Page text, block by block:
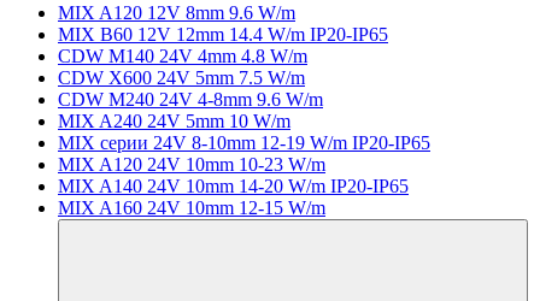
MIX A120 12V 8mm 9.6 W/m
MIX B60 12V 12mm 14.4 W/m IP20-IP65
CDW M140 24V 4mm 4.8 W/m
CDW X600 24V 5mm 7.5 W/m
CDW M240 24V 4-8mm 9.6 W/m
MIX A240 24V 5mm 10 W/m
MIX серии 24V 8-10mm 12-19 W/m IP20-IP65
MIX A120 24V 10mm 10-23 W/m
MIX A140 24V 10mm 14-20 W/m IP20-IP65
MIX A160 24V 10mm 12-15 W/m